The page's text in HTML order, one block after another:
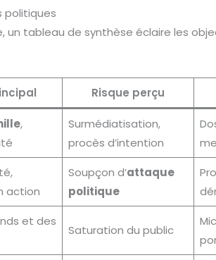
politiques
un tableau de synthèse éclaire les
Risque perçu
,
Surmédiatisation,
procès d’intention
action
Soupçon d’attaque
politique
et des
Saturation du public